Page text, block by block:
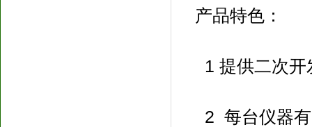
产品特色：
1 提供二次开
2 每台仪器有